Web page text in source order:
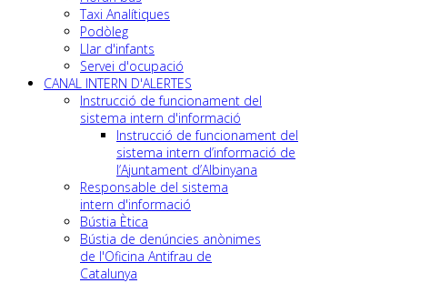
Taxi Analítiques
Podòleg
Llar d'infants
Servei d'ocupació
CANAL INTERN D'ALERTES
Instrucció de funcionament del
sistema intern d'informació
Instrucció de funcionament del
sistema intern d’informació de
l’Ajuntament d’Albinyana
Responsable del sistema
intern d'informació
Bústia Ètica
Bústia de denúncies anònimes
de l'Oficina Antifrau de
Catalunya